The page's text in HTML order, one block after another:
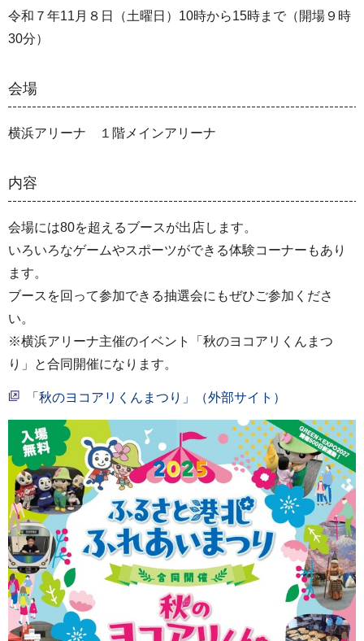
令和７年11月８日（土曜日）10時から15時まで（開場９時
30分）
会場
横浜アリーナ １階メインアリーナ
内容
会場には80を超えるブースが出店します。
いろいろなゲームやスポーツができる体験コーナーもあり
ます。
ブースを回って参加できる抽選会にもぜひご参加くださ
い。
※横浜アリーナ主催のイベント「秋のヨコアリくんまつ
り」と合同開催になります。
「秋のヨコアリくんまつり」（外部サイト）